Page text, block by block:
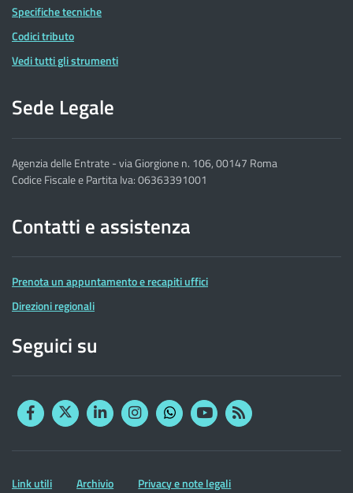
Specifiche tecniche
Codici tributo
Vedi tutti gli strumenti
Sede Legale
Agenzia delle Entrate - via Giorgione n. 106, 00147 Roma
Codice Fiscale e Partita Iva: 06363391001
Contatti e assistenza
Prenota un appuntamento e recapiti uffici
Direzioni regionali
Seguici su
FacebookTwitterLinkedinInstagram
YouTubeRSS
Altre
Link utili Archivio Privacy e note legali